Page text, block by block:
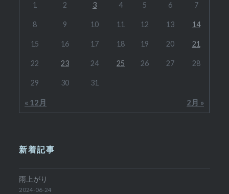
« 12月 2月 »
1 2 3 4 5 6 7
8 9 10 11 12 13 14
15 16 17 18 19 20 21
22 23 24 25 26 27 28
29 30 31
新着記事
雨上がり
2024-06-24